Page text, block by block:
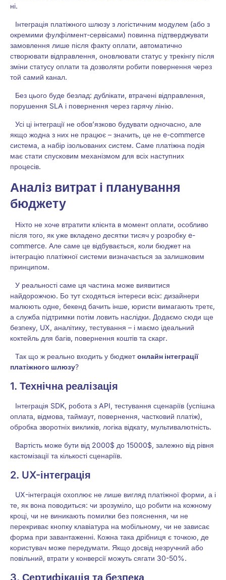
ні.
Інтеграція платіжного шлюзу з логістичним модулем (або з
окремими фулфілмент-сервісами) повинна підтверджувати
замовлення лише після факту оплати, автоматично
створювати відправлення, оновлювати статус у трекінгу після
зміни статусу оплати та дозволяти робити повернення через
той самий канал.
Без цього буде безлад: дублікати, втрачені відправлення,
порушення SLA і повернення через гарячу лінію.
Усі ці інтеграції не обов’язково будувати одночасно, але
якщо жодна з них не працює – значить, це не e-commerce
система, а набір ізольованих систем. Саме платіжна подія
має стати спусковим механізмом для всіх наступних
процесів.
Аналіз витрат і планування
бюджету
Ніхто не хоче втратити клієнта в момент оплати, особливо
після того, як уже вкладено десятки тисяч у розробку e-
commerce. Але саме це відбувається, коли бюджет на
інтеграцію платіжної системи визначається за залишковим
принципом.
У реальності саме ця частина може виявитися
найдорожчою. Бо тут сходяться інтереси всіх: дизайнери
малюють одне, бекенд бачить інше, юристи вимагають третє,
а служба підтримки потім ловить наслідки. Додаємо сюди ще
безпеку, UX, аналітику, тестування – і маємо ідеальний
коктейль для багів, повернення коштів та скарг.
Так що ж реально входить у бюджетонлайн інтеграції
платіжного шлюзу?
1. Технічна реалізація
Інтеграція SDK, робота з API, тестування сценаріїв (успішна
оплата, відмова, таймаут, повернення, частковий платіж),
обробка зворотніх викликів, логіка відкату, мультивалютність.
Вартість може бути від 2000$ до 15000$, залежно від рівня
кастомізації та кількості сценаріїв.
2. UX-інтеграція
UX-інтеграція охоплює не лише вигляд платіжної форми, а і
те, як вона поводиться: чи зрозуміло, що робити на кожному
кроці, чи не виникають помилки без пояснення, чи не
перекриває кнопку клавіатура на мобільному, чи не зависає
форма при завантаженні. Кожна така дрібниця є точкою, де
користувач може передумати. Якщо досвід незручний або
повільний, втрати у конверсії можуть сягати 30-50%.
3. Сертифікація та безпека